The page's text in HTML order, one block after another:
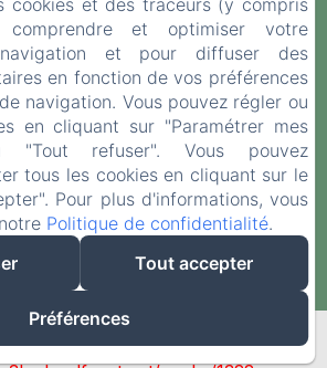
Chambres D'hôtes
Gîtes
Les Environs
Galerie Photos
Contact
index: Loading chunk 1322
cookies et des traceurs (y compris
et optimiser votre
et pour diffuser des
en fonction de vos préférences
navigation. Vous pouvez régler ou
en cliquant sur "Paramétrer mes
"Tout refuser". Vous pouvez
tous les cookies en cliquant sur le
Pour plus d'informations, vous
Politique de confidentialité.
Tout accepter
Préférences